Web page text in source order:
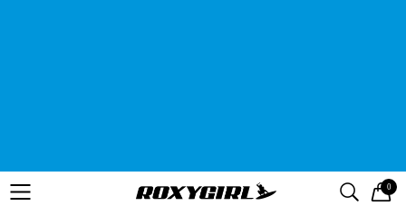
메뉴 검색
로고 0